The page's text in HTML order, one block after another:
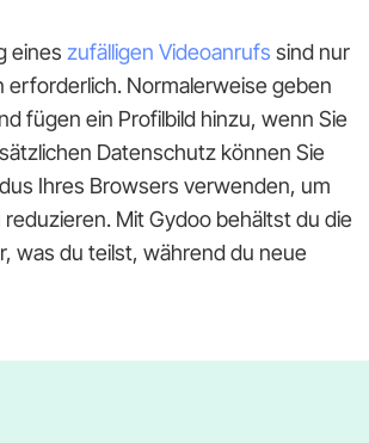
eines zufälligen Videoanrufs sind nur
erforderlich. Normalerweise geben
fügen ein Profilbild hinzu, wenn Sie
Datenschutz können Sie
Ihres Browsers verwenden, um
reduzieren. Mit Gydoo behältst du die
was du teilst, während du neue